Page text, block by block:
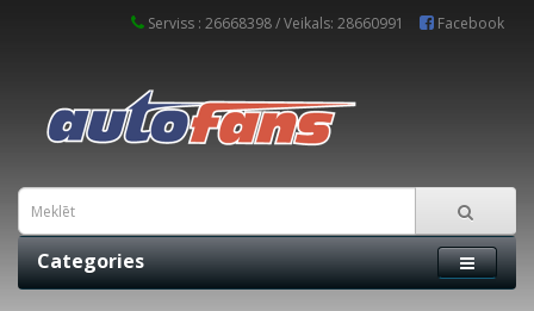
Serviss : 26668398 / Veikals: 28660991 Facebook
Categories